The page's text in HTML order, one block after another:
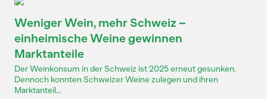
Weniger Wein, mehr Schweiz –
einheimische Weine gewinnen
Marktanteile
Der Weinkonsum in der Schweiz ist 2025 erneut gesunken.
Dennoch konnten Schweizer Weine zulegen und ihren
Marktanteil...